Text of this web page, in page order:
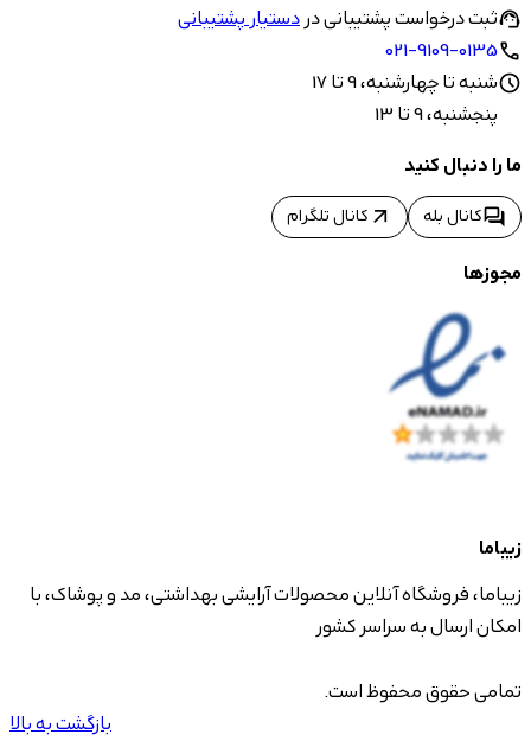
support_agentثبت درخواست پشتیبانی دردستیار پشتیبانی
call
021-9109-0135
scheduleشنبه تا چهارشنبه، 9 تا 17
پنجشنبه، 9 تا 13
ما را دنبال کنید
forumکانال بله arrow_outward کانال تلگرام
مجوزها
زیباما
زیباما، فروشگاه آنلاین محصولات آرایشی بهداشتی، مد و پوشاک، با
امکان ارسال به سراسر کشور
تمامی حقوق محفوظ است.
بازگشت به بالا